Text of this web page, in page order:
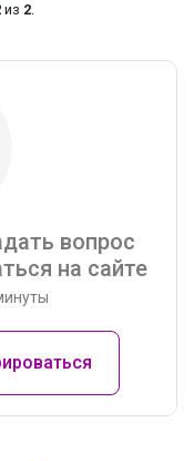
из 2.
вопрос
на сайте